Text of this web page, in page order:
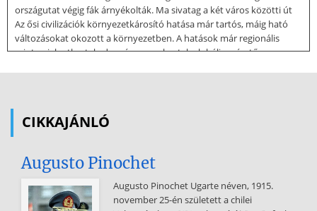
országutat végig fák árnyékolták. Ma sivatag a két város közötti út
Az ősi civilizációk környezetkárosító hatása már tartós, máig ható
változásokat okozott a környezetben. A hatások már regionális
szinten jelentkeztek, de még nem okoztak globális méretű
Szükséges volt olyan megoldások alkalmazása, amelyek ma is
Rómában a gravitáció elvén alapuló vízvezeték rendszert építettek.
folyamatosan üzemel. 1.12 A történelmi középkor Az ember és a
környezet viszonya a középkorban sem volt teljesen harmonikus:
CIKKAJÁNLÓ
Augusto Pinochet
Augusto Pinochet Ugarte néven, 1915.
november 25-én született a chilei